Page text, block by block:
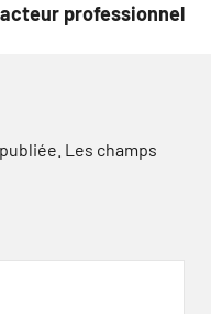
professionnel
Les champs